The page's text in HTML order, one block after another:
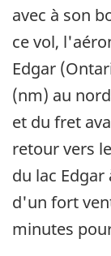
avec à son
ce vol,
Edgar
(nm) au
et du fret
retour vers
du lac Edgar
d'un fort
minutes